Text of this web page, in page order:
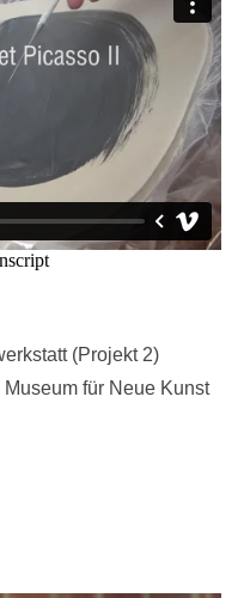
(Projekt 2)
für Neue Kunst